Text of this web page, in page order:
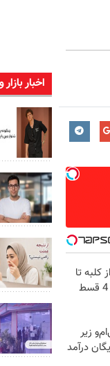
کلبه تا
آپارتمان مبله رو تو 4 قسط
زیر
درآمد
اخبار